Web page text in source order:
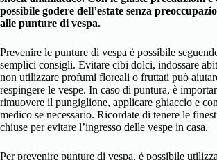
possibile godere dell’estate senza
alle punture di vespa.
Prevenire le punture di vespa è possibile
semplici consigli. Evitare cibi dolci, indossare
non utilizzare profumi floreali o fruttati può
respingere le vespe. In caso di puntura, è
rimuovere il pungiglione, applicare ghiaccio e
medico se necessario. Ricordate di tenere le
chiuse per evitare l’ingresso delle vespe in casa.
Per prevenire punture di vespa, è possibile